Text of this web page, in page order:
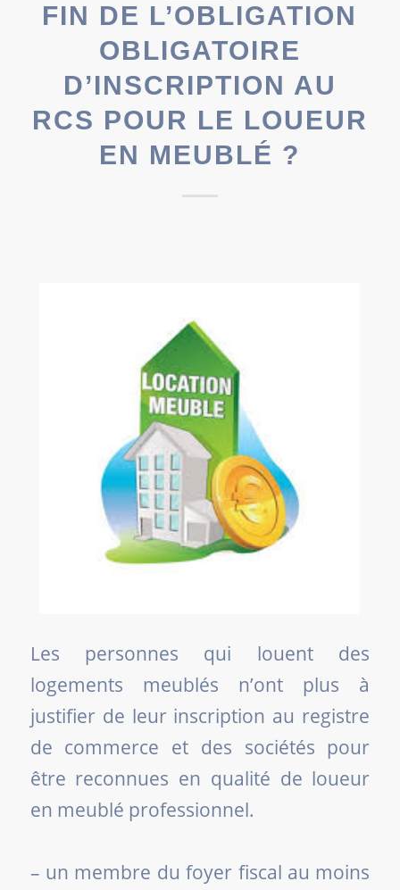
FIN DE L’OBLIGATION
OBLIGATOIRE
D’INSCRIPTION AU
RCS POUR LE LOUEUR
EN MEUBLÉ ?
Les personnes qui louent des
logements meublés n’ont plus à
justifier de leur inscription au registre
de commerce et des sociétés pour
être reconnues en qualité de loueur
en meublé professionnel.
– un membre du foyer fiscal au moins